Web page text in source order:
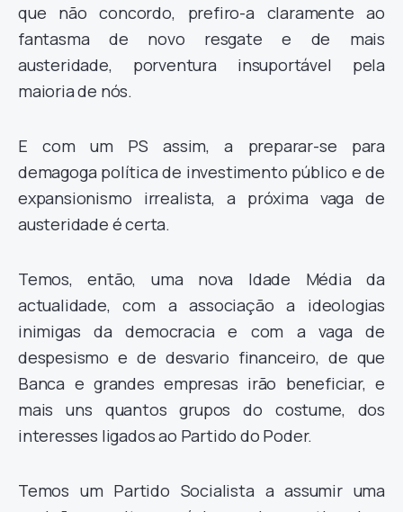
que não concordo, prefiro-a claramente ao
fantasma de novo resgate e de mais
austeridade, porventura insuportável pela
maioria de nós.
E com um PS assim, a preparar-se para
demagoga política de investimento público e de
expansionismo irrealista, a próxima vaga de
austeridade é certa.
Temos, então, uma nova Idade Média da
actualidade, com a associação a ideologias
inimigas da democracia e com a vaga de
despesismo e de desvario financeiro, de que
Banca e grandes empresas irão beneficiar, e
mais uns quantos grupos do costume, dos
interesses ligados ao Partido do Poder.
Temos um Partido Socialista a assumir uma